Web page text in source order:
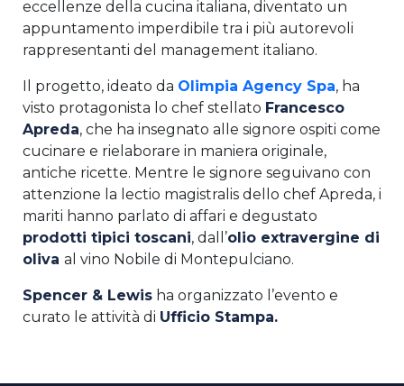
eccellenze della cucina italiana, diventato un
appuntamento imperdibile tra i più autorevoli
rappresentanti del management italiano.
Il progetto, ideato da Olimpia Agency Spa, ha
visto protagonista lo chef stellato Francesco
Apreda, che ha insegnato alle signore ospiti come
cucinare e rielaborare in maniera originale,
antiche ricette. Mentre le signore seguivano con
attenzione la lectio magistralis dello chef Apreda, i
mariti hanno parlato di affari e degustato
prodotti tipici toscani, dall’olio extravergine di
oliva al vino Nobile di Montepulciano.
Spencer & Lewis ha organizzato l’evento e
curato le attività di Ufficio Stampa.